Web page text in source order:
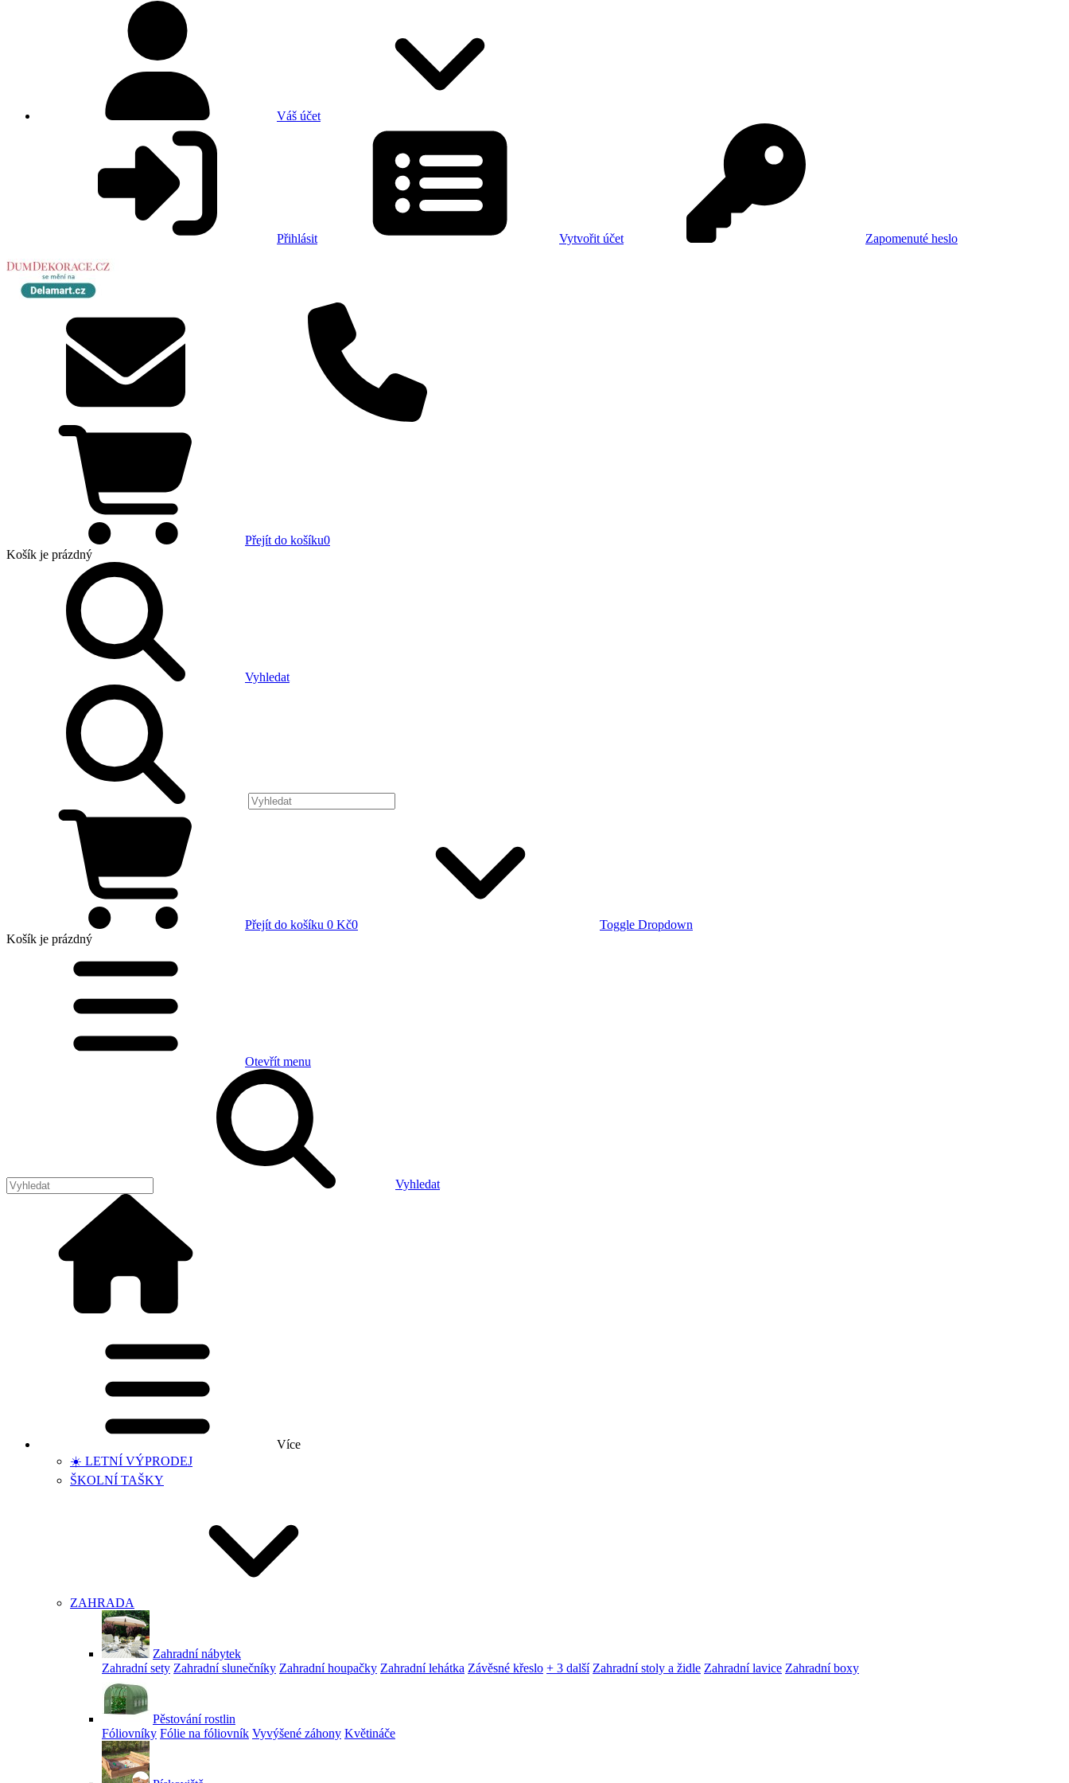
Váš účet
Přihlásit Vytvořit účet Zapomenuté heslo
Přejít do košíku0
Košík je prázdný
Vyhledat
Přejít do košíku 0 Kč0
Toggle Dropdown
Košík je prázdný
Otevřít menu
Vyhledat
Více
☀️ LETNÍ VÝPRODEJ
ŠKOLNÍ TAŠKY
ZAHRADA
Zahradní nábytek
Zahradní sety Zahradní slunečníky Zahradní houpačky Zahradní lehátka Závěsné křeslo + 3 další Zahradní stoly a židle Zahradní lavice Zahradní boxy
Pěstování rostlin
Fóliovníky Fólie na fóliovník Vyvýšené záhony Květináče